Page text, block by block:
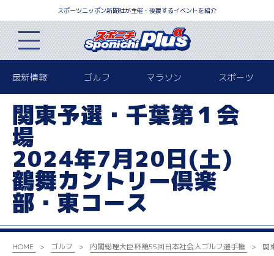
スポーツニッポン新聞社が主催・後援するイベントを紹介
最新情報 ゴルフ マラソン スポーツ
関東予選・千葉第１会
場
2024年7月20日(土)
鶴舞カントリー倶楽
部・東コース
HOME ゴルフ 内閣総理大臣杯第55回日本社会人ゴルフ選手権 関